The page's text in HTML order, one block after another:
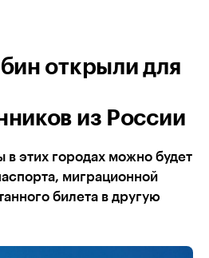
открыли для
из России
в этих городах можно будет
миграционной
билета в другую